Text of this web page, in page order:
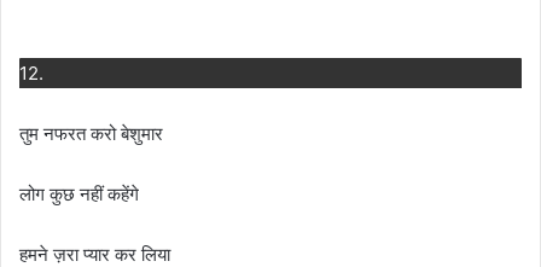
12.
तुम नफरत करो बेशुमार
लोग कुछ नहीं कहेंगे
हमने ज़रा प्यार कर लिया